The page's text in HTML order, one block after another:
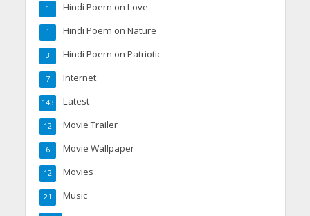
Hindi Poem on Love
1
Hindi Poem on Nature
1
Hindi Poem on Patriotic
3
Internet
7
Latest
143
Movie Trailer
12
Movie Wallpaper
6
Movies
12
Music
21